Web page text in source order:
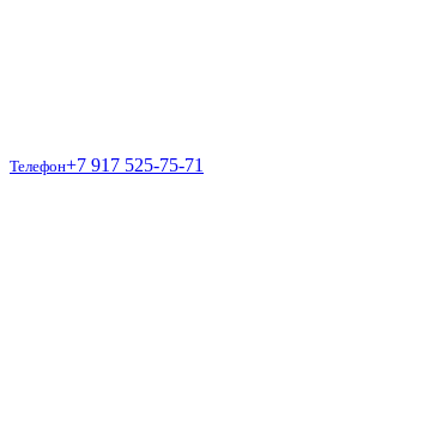
Телефон
Телефон+7 917 525-75-71